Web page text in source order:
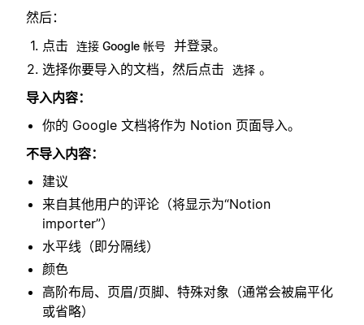
然后：
点击
连接 Google 帐号
并登录。
选择你要导入的文档，然后点击
选择 。
导入内容：
你的 Google 文档将作为 Notion 页面导入。
不导入内容：
建议
来自其他用户的评论（将显示为“Notion
importer”）
水平线（即分隔线）
颜色
高阶布局、页眉/页脚、特殊对象（通常会被扁平化
或省略）